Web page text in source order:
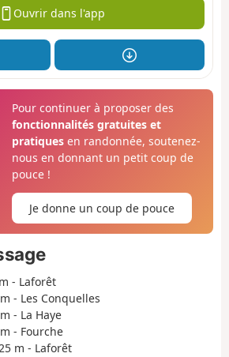
Ouvrir dans l'app
Pour continuer à proposer des
fonctionnalités gratuites et
pratiquesen randonnée, soutenez-
nous en donnant un petit coup de
pouce !
Je donne un coup de pouce
- Laforêt
- Les Conquelles
- La Haye
- Fourche
m - Laforêt